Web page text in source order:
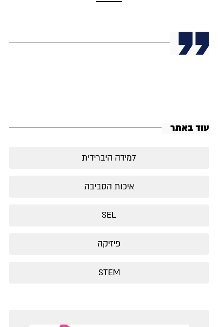
עוד באתר
למידה היברידית
איכות הסביבה
SEL
פיזיקה
STEM